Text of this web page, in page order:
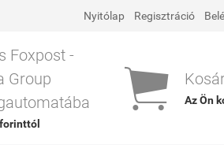
Nyitólap Regisztráció
Foxpost -
Group
 Az Ön